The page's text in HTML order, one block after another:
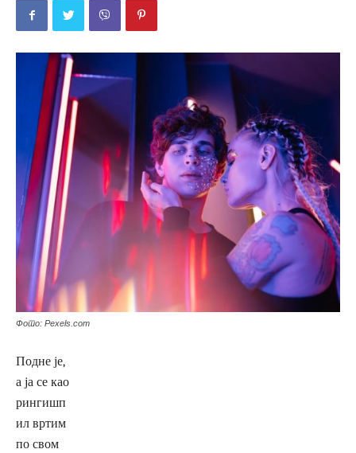
Фото: Pexels.com
Подне је,
а ја се као
рингишп
ил вртим
по свом